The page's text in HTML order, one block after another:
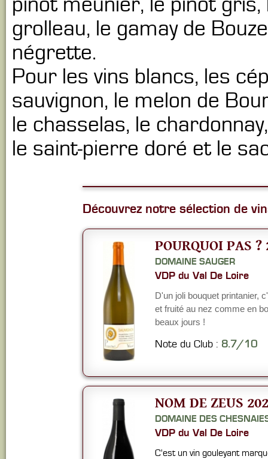
grolleau, le gamay de
négrette.
Pour les vins blancs, les
sauvignon, le melon de
le chasselas, le
le saint-pierre doré et le
Découvrez notre sélection de
POURQUOI PAS ?
DOMAINE SAUGER
VDP du Val De Loire
D'un joli bouquet printanier,
et fruité au nez comme en
beaux jours !
Note du Club : 8.7/10
NOM DE ZEUS
DOMAINE DES
VDP du Val De Loire
C'est un vin gouleyant